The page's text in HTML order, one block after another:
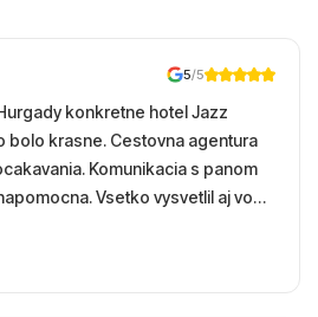
5/5
konkretne hotel Jazz
bolo krasne. Cestovna agentura
Komunikacia s panom
Vsetko vysvetlil aj vo
sa ospravedlnujem. Hotel
Strava, prostredie, more,